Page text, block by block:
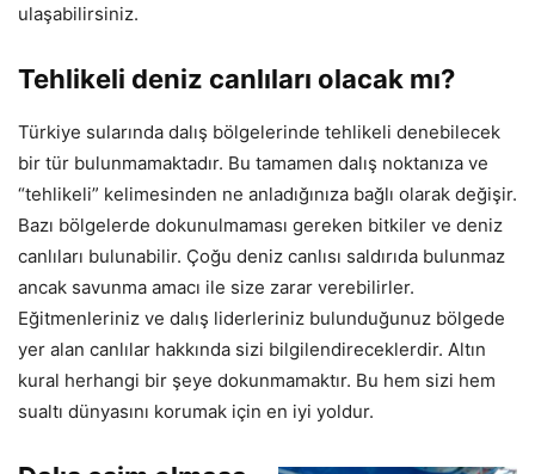
ulaşabilirsiniz.
Tehlikeli deniz canlıları olacak mı?
Türkiye sularında dalış bölgelerinde tehlikeli denebilecek
bir tür bulunmamaktadır. Bu tamamen dalış noktanıza ve
“tehlikeli” kelimesinden ne anladığınıza bağlı olarak değişir.
Bazı bölgelerde dokunulmaması gereken bitkiler ve deniz
canlıları bulunabilir. Çoğu deniz canlısı saldırıda bulunmaz
ancak savunma amacı ile size zarar verebilirler.
Eğitmenleriniz ve dalış liderleriniz bulunduğunuz bölgede
yer alan canlılar hakkında sizi bilgilendireceklerdir. Altın
kural herhangi bir şeye dokunmamaktır. Bu hem sizi hem
sualtı dünyasını korumak için en iyi yoldur.